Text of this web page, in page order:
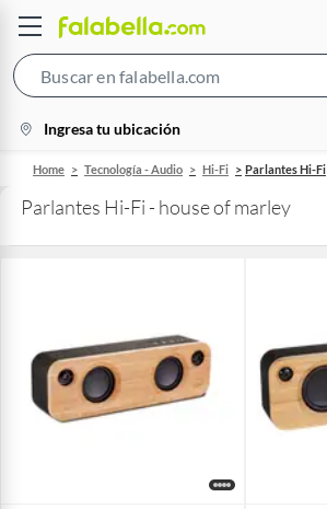
Bar
location-
icon
Ingresa tu ubicación
Home Tecnología - Audio Hi-Fi Parlantes Hi-Fi
Parlantes Hi-Fi - house of marley